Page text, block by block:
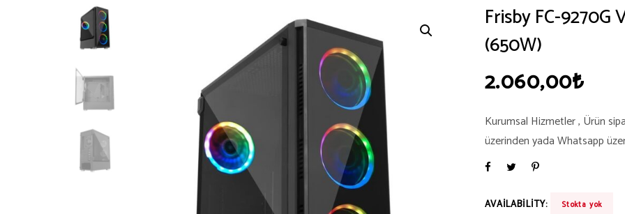
Frisby FC-9270G
(650W)
2.060,00₺
Kurumsal Hizmetler , Ürün
üzerinden yada Whatsapp
AVAILABILITY: Stokta yok